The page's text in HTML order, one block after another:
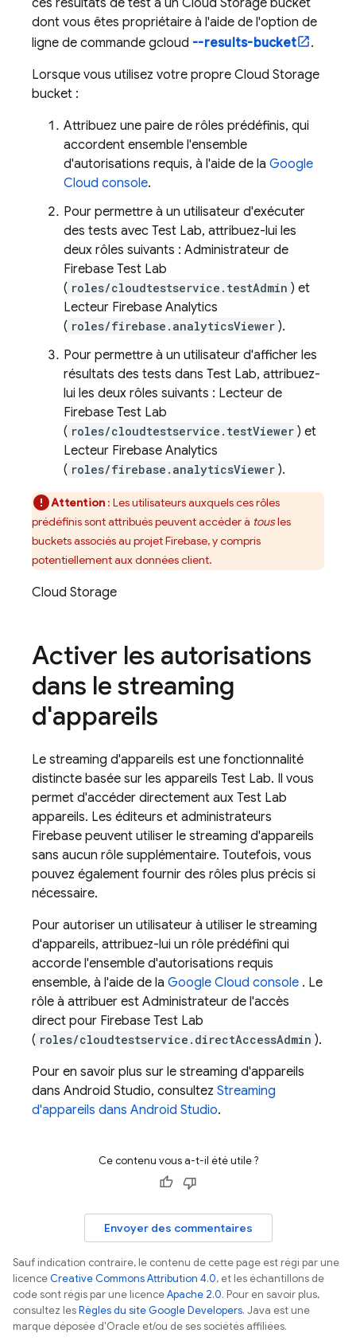
ces résultats de test à un Cloud Storage bucket
dont vous êtes propriétaire à l'aide de l'option de
ligne de commande gcloud --results-bucket
.
Lorsque vous utilisez votre propre Cloud Storage
bucket :
Attribuez une paire de rôles prédéfinis, qui
accordent ensemble l'ensemble
d'autorisations requis, à l'aide de la Google
Cloud console.
Pour permettre à un utilisateur d'exécuter
des tests avec Test Lab, attribuez-lui les
deux rôles suivants : Administrateur de
Firebase Test Lab
( roles/cloudtestservice.testAdmin ) et
Lecteur Firebase Analytics
( roles/firebase.analyticsViewer ).
Pour permettre à un utilisateur d'afficher les
résultats des tests dans Test Lab, attribuez-
lui les deux rôles suivants : Lecteur de
Firebase Test Lab
( roles/cloudtestservice.testViewer ) et
Lecteur Firebase Analytics
( roles/firebase.analyticsViewer ).
Attention : Les utilisateurs auxquels ces rôles
prédéfinis sont attribués peuvent accéder à tousles
buckets associés au projet Firebase, y compris
potentiellement aux données client.
Cloud Storage
Activer les autorisations
dans le streaming
d'appareils
Le streaming d'appareils est une fonctionnalité
distincte basée sur les appareils Test Lab. Il vous
permet d'accéder directement aux Test Lab
appareils. Les éditeurs et administrateurs
Firebase peuvent utiliser le streaming d'appareils
sans aucun rôle supplémentaire. Toutefois, vous
pouvez également fournir des rôles plus précis si
nécessaire.
Pour autoriser un utilisateur à utiliser le streaming
d'appareils, attribuez-lui un rôle prédéfini qui
accorde l'ensemble d'autorisations requis
ensemble, à l'aide de la Google Cloud console . Le
rôle à attribuer est Administrateur de l'accès
direct pour Firebase Test Lab
( roles/cloudtestservice.directAccessAdmin ).
Pour en savoir plus sur le streaming d'appareils
dans Android Studio, consultez Streaming
d'appareils dans Android Studio.
Ce contenu vous a-t-il été utile ?
Envoyer des commentaires
Sauf indication contraire, le contenu de cette page est régi par une
licenceCreative Commons Attribution 4.0, et les échantillons de
code sont régis par une licenceApache 2.0. Pour en savoir plus,
consultez lesRègles du site Google Developers. Java est une
marque déposée d'Oracle et/ou de ses sociétés affiliées.